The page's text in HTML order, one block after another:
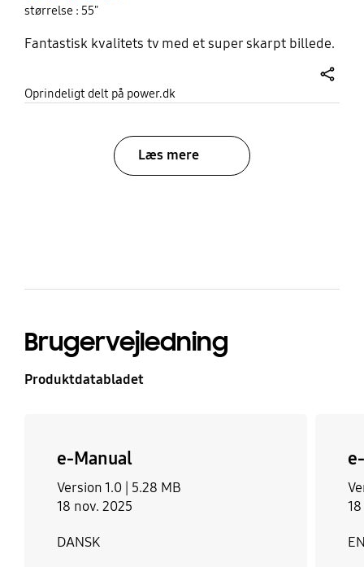
størrelse : 55"
Fantastisk kvalitets tv med et super skarpt billede.
Oprindeligt delt på power.dk
Læs mere
Brugervejledning
Produktdatabladet
e-Manual
Version 1.0 | 5.28 MB
18 nov. 2025
DANSK